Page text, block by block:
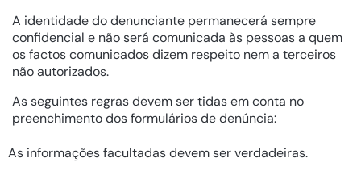
A identidade do denunciante permanecerá sempre
confidencial e não será comunicada às pessoas a quem
os factos comunicados dizem respeito nem a terceiros
não autorizados.
As seguintes regras devem ser tidas em conta no
preenchimento dos formulários de denúncia:
As informações facultadas devem ser verdadeiras.